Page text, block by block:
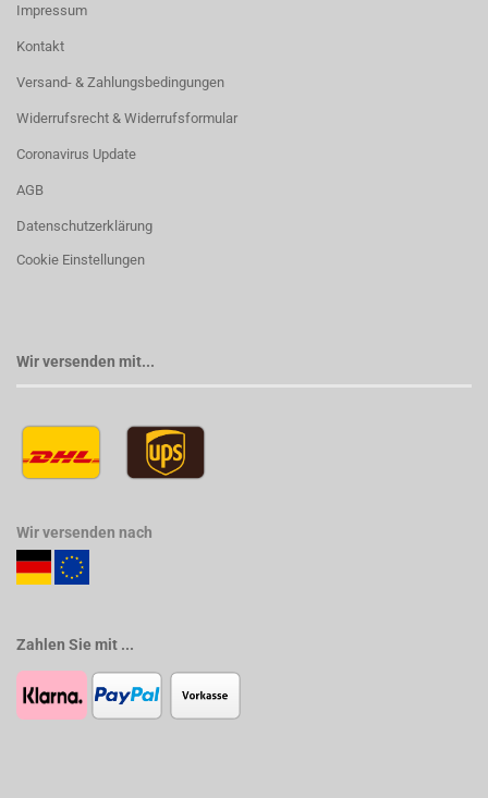
Impressum
Kontakt
Versand- & Zahlungsbedingungen
Widerrufsrecht & Widerrufsformular
Coronavirus Update
AGB
Datenschutzerklärung
Cookie Einstellungen
Wir versenden mit...
Wir versenden nach
Zahlen Sie mit ...